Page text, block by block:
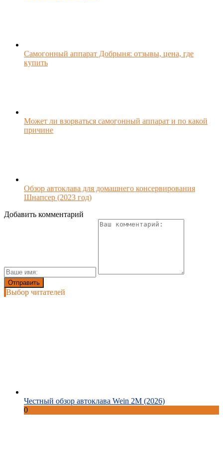
Самогонный аппарат Добрыня: отзывы, цена, где
купить
Может ли взорваться самогонный аппарат и по какой
причине
Обзор автоклава для домашнего консервирования
Шнапсер (2023 год)
Добавить комментарий
Выбор читателей
Честный обзор автоклава Wein 2M (2026)
0